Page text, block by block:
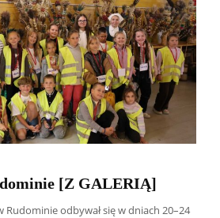
[Z GALERIĄ]
odbywał się w dniach 20–24